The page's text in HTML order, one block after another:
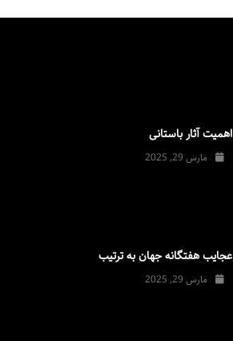
اهمیت آثار باستانی
مارس 29, 2025
عجایب هفتگانه جهان به ترتیب
مارس 29, 2025